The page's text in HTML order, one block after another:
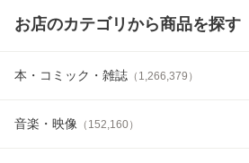
お店のカテゴリから商品を探す
本・コミック・雑誌 （ 1,266,379 ）
音楽・映像 （ 152,160）